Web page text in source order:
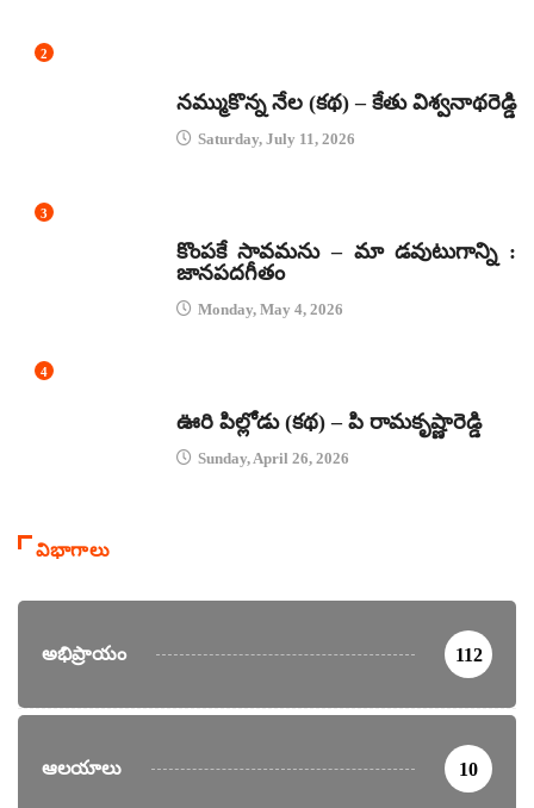
2
నమ్ముకొన్న నేల (కథ) – కేతు విశ్వనాథరెడ్డి
Saturday, July 11, 2026
3
కొంపకే సావమను – మా డవుటుగాన్ని :
జానపదగీతం
Monday, May 4, 2026
4
ఊరి పిల్లోడు (కథ) – పి రామకృష్ణారెడ్డి
Sunday, April 26, 2026
విభాగాలు
అభిప్రాయం 112
ఆలయాలు 10